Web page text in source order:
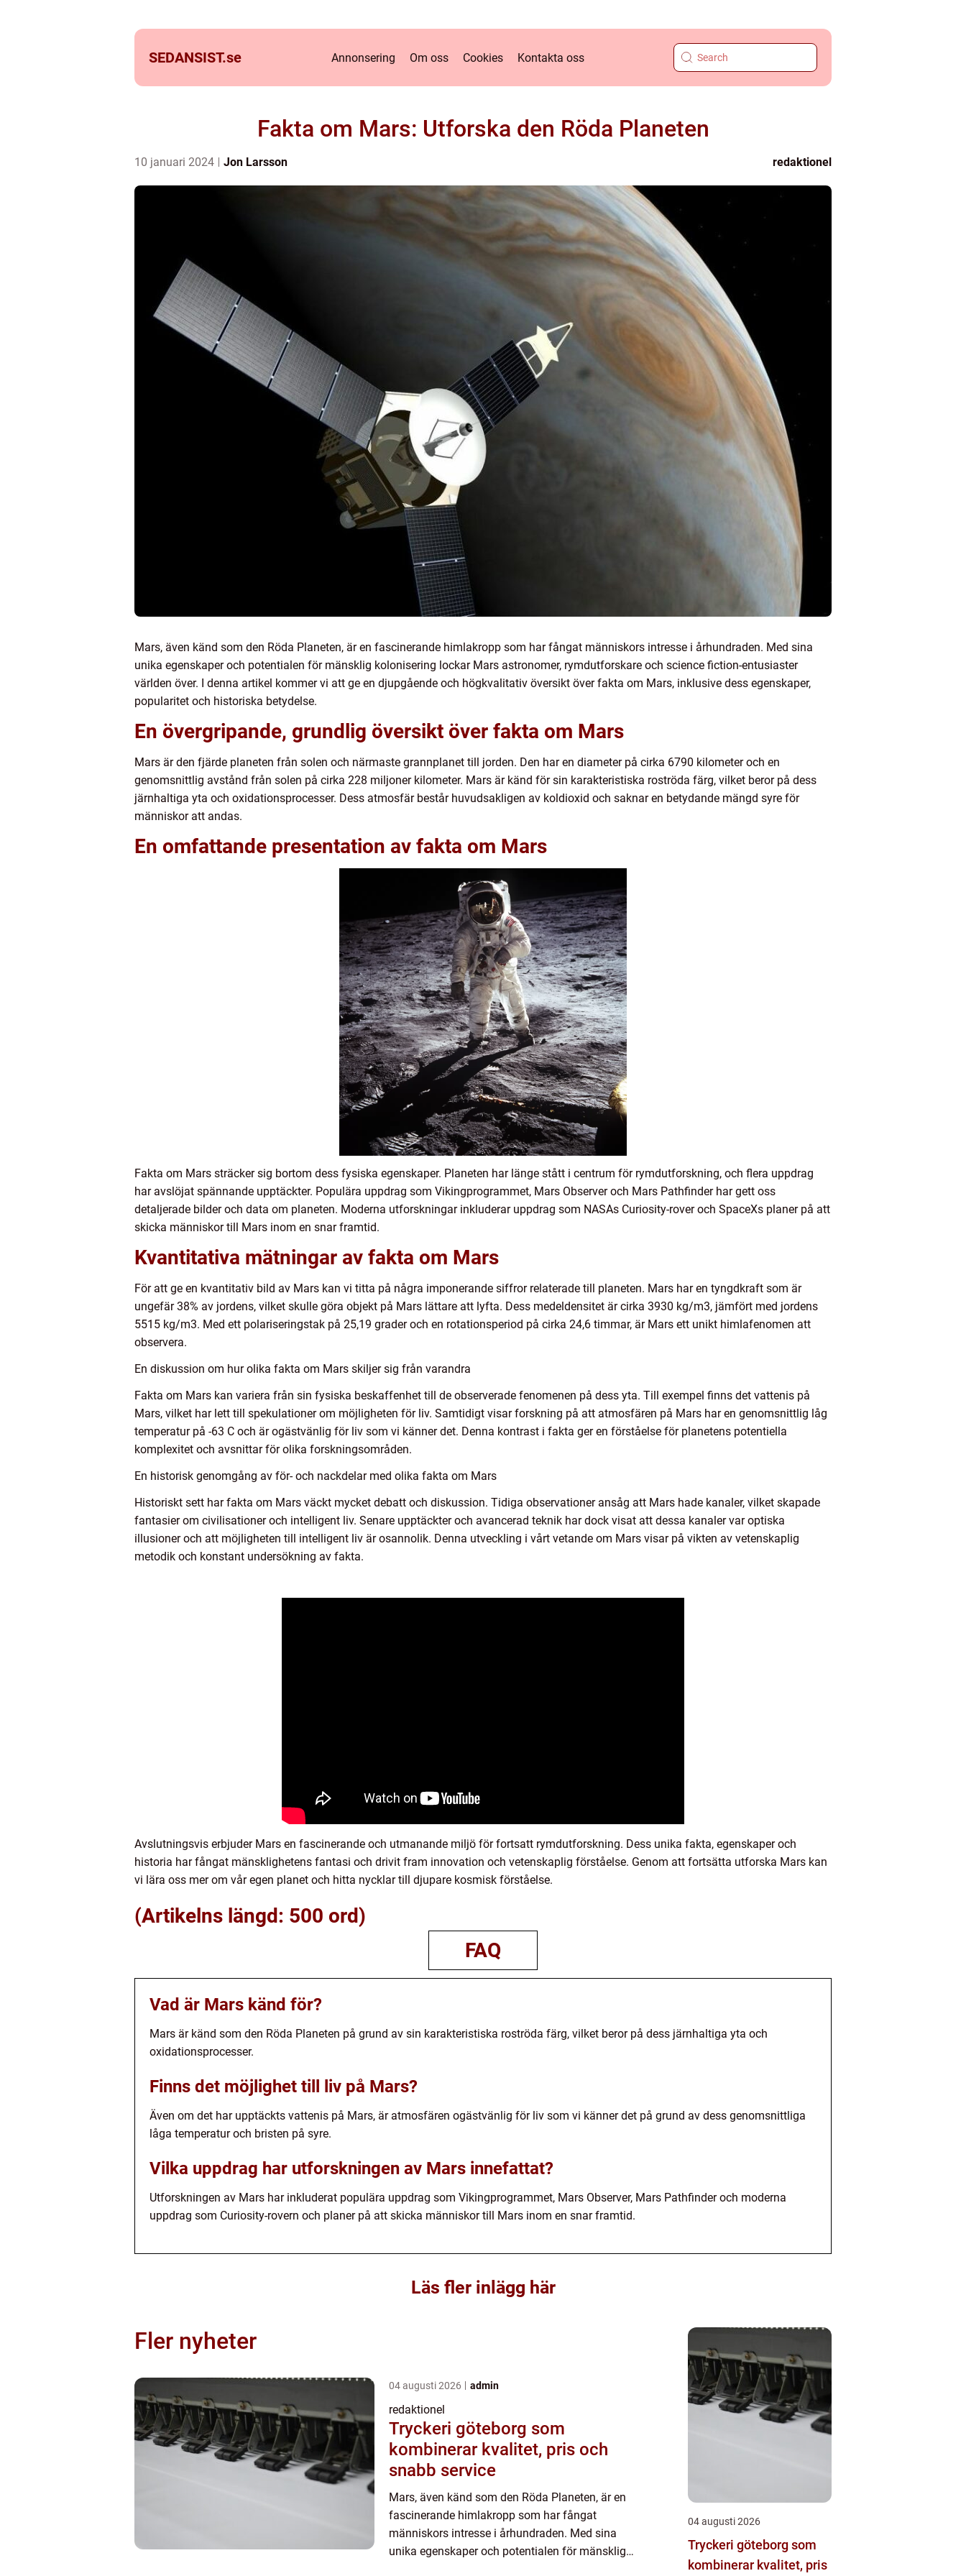
SEDANSIST.se Annonsering Om oss Cookies Kontakta oss
Fakta om Mars: Utforska den Röda Planeten
10 januari 2024 Jon Larsson redaktionel
Mars, även känd som den Röda Planeten, är en fascinerande himlakropp som har fångat människors intresse i århundraden. Med sina
unika egenskaper och potentialen för mänsklig kolonisering lockar Mars astronomer, rymdutforskare och science fiction-entusiaster
världen över. I denna artikel kommer vi att ge en djupgående och högkvalitativ översikt över fakta om Mars, inklusive dess egenskaper,
popularitet och historiska betydelse.
En övergripande, grundlig översikt över fakta om Mars
Mars är den fjärde planeten från solen och närmaste grannplanet till jorden. Den har en diameter på cirka 6790 kilometer och en
genomsnittlig avstånd från solen på cirka 228 miljoner kilometer. Mars är känd för sin karakteristiska roströda färg, vilket beror på dess
järnhaltiga yta och oxidationsprocesser. Dess atmosfär består huvudsakligen av koldioxid och saknar en betydande mängd syre för
människor att andas.
En omfattande presentation av fakta om Mars
Fakta om Mars sträcker sig bortom dess fysiska egenskaper. Planeten har länge stått i centrum för rymdutforskning, och flera uppdrag
har avslöjat spännande upptäckter. Populära uppdrag som Vikingprogrammet, Mars Observer och Mars Pathfinder har gett oss
detaljerade bilder och data om planeten. Moderna utforskningar inkluderar uppdrag som NASAs Curiosity-rover och SpaceXs planer på att
skicka människor till Mars inom en snar framtid.
Kvantitativa mätningar av fakta om Mars
För att ge en kvantitativ bild av Mars kan vi titta på några imponerande siffror relaterade till planeten. Mars har en tyngdkraft som är
ungefär 38% av jordens, vilket skulle göra objekt på Mars lättare att lyfta. Dess medeldensitet är cirka 3930 kg/m3, jämfört med jordens
5515 kg/m3. Med ett polariseringstak på 25,19 grader och en rotationsperiod på cirka 24,6 timmar, är Mars ett unikt himlafenomen att
observera.
En diskussion om hur olika fakta om Mars skiljer sig från varandra
Fakta om Mars kan variera från sin fysiska beskaffenhet till de observerade fenomenen på dess yta. Till exempel finns det vattenis på
Mars, vilket har lett till spekulationer om möjligheten för liv. Samtidigt visar forskning på att atmosfären på Mars har en genomsnittlig låg
temperatur på -63 C och är ogästvänlig för liv som vi känner det. Denna kontrast i fakta ger en förståelse för planetens potentiella
komplexitet och avsnittar för olika forskningsområden.
En historisk genomgång av för- och nackdelar med olika fakta om Mars
Historiskt sett har fakta om Mars väckt mycket debatt och diskussion. Tidiga observationer ansåg att Mars hade kanaler, vilket skapade
fantasier om civilisationer och intelligent liv. Senare upptäckter och avancerad teknik har dock visat att dessa kanaler var optiska
illusioner och att möjligheten till intelligent liv är osannolik. Denna utveckling i vårt vetande om Mars visar på vikten av vetenskaplig
metodik och konstant undersökning av fakta.
Avslutningsvis erbjuder Mars en fascinerande och utmanande miljö för fortsatt rymdutforskning. Dess unika fakta, egenskaper och
historia har fångat mänsklighetens fantasi och drivit fram innovation och vetenskaplig förståelse. Genom att fortsätta utforska Mars kan
vi lära oss mer om vår egen planet och hitta nycklar till djupare kosmisk förståelse.
(Artikelns längd: 500 ord)
FAQ
Vad är Mars känd för?
Mars är känd som den Röda Planeten på grund av sin karakteristiska roströda färg, vilket beror på dess järnhaltiga yta och
oxidationsprocesser.
Finns det möjlighet till liv på Mars?
Även om det har upptäckts vattenis på Mars, är atmosfären ogästvänlig för liv som vi känner det på grund av dess genomsnittliga
låga temperatur och bristen på syre.
Vilka uppdrag har utforskningen av Mars innefattat?
Utforskningen av Mars har inkluderat populära uppdrag som Vikingprogrammet, Mars Observer, Mars Pathfinder och moderna
uppdrag som Curiosity-rovern och planer på att skicka människor till Mars inom en snar framtid.
Läs fler inlägg här
Fler nyheter
04 augusti 2026 admin
redaktionel
Tryckeri göteborg som
kombinerar kvalitet, pris och
snabb service
Mars, även känd som den Röda Planeten, är en
fascinerande himlakropp som har fångat
människors intresse i århundraden. Med sina
unika egenskaper och potentialen för mänsklig
04 augusti 2026
Tryckeri göteborg som
kombinerar kvalitet, pris